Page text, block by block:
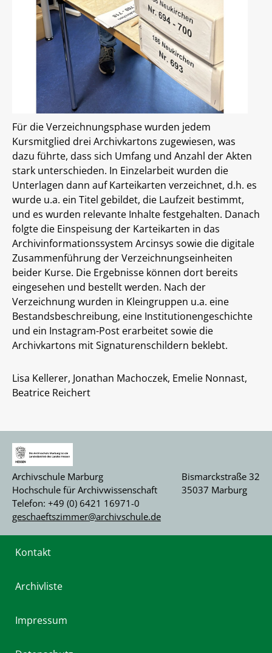
Für die Verzeichnungsphase wurden jedem
Kursmitglied drei Archivkartons zugewiesen, was
dazu führte, dass sich Umfang und Anzahl der Akten
stark unterschieden. In Einzelarbeit wurden die
Unterlagen dann auf Karteikarten verzeichnet, d.h. es
wurde u.a. ein Titel gebildet, die Laufzeit bestimmt,
und es wurden relevante Inhalte festgehalten. Danach
folgte die Einspeisung der Karteikarten in das
Archivinformationssystem Arcinsys sowie die digitale
Zusammenführung der Verzeichnungseinheiten
beider Kurse. Die Ergebnisse können dort bereits
eingesehen und bestellt werden. Nach der
Verzeichnung wurden in Kleingruppen u.a. eine
Bestandsbeschreibung, eine Institutionengeschichte
und ein Instagram-Post erarbeitet sowie die
Archivkartons mit Signaturenschildern beklebt.
Lisa Kellerer, Jonathan Machoczek, Emelie Nonnast,
Beatrice Reichert
Archivschule Marburg
Hochschule für Archivwissenschaft
Bismarckstraße 32
35037 Marburg
Telefon: +49 (0) 6421 16971-0
geschaeftszimmer@archivschule.de
Kontakt
Archivliste
Impressum